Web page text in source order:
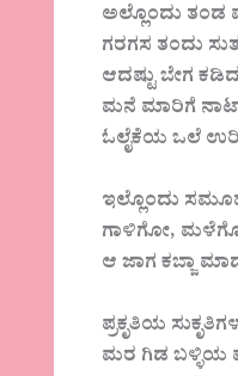
ಅಲ್ಲೊಂದು ತಂಡ
ಗರಗಸ ತಂದು
ಆದಷ್ಟು ಬೇಗ
ಮನೆ ಮಾರಿಗೆ
ಓಲೈಕೆಯ ಒಲೆ
ಇಲ್ಲೊಂದು
ಗಾಳಿಗೋ,
ಆ ಜಾಗ ಕಬ್ಜಾ
ಪ್ರಕೃತಿಯ
ಮರ ಗಿಡ ಬಳ್ಳಿಯ